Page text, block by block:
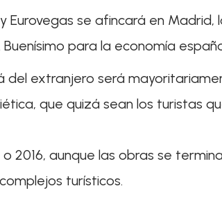
Eurovegas se afincará en
para la economía
del extranjero será
que quizá sean los turistas
2016, aunque las obras se
turísticos.